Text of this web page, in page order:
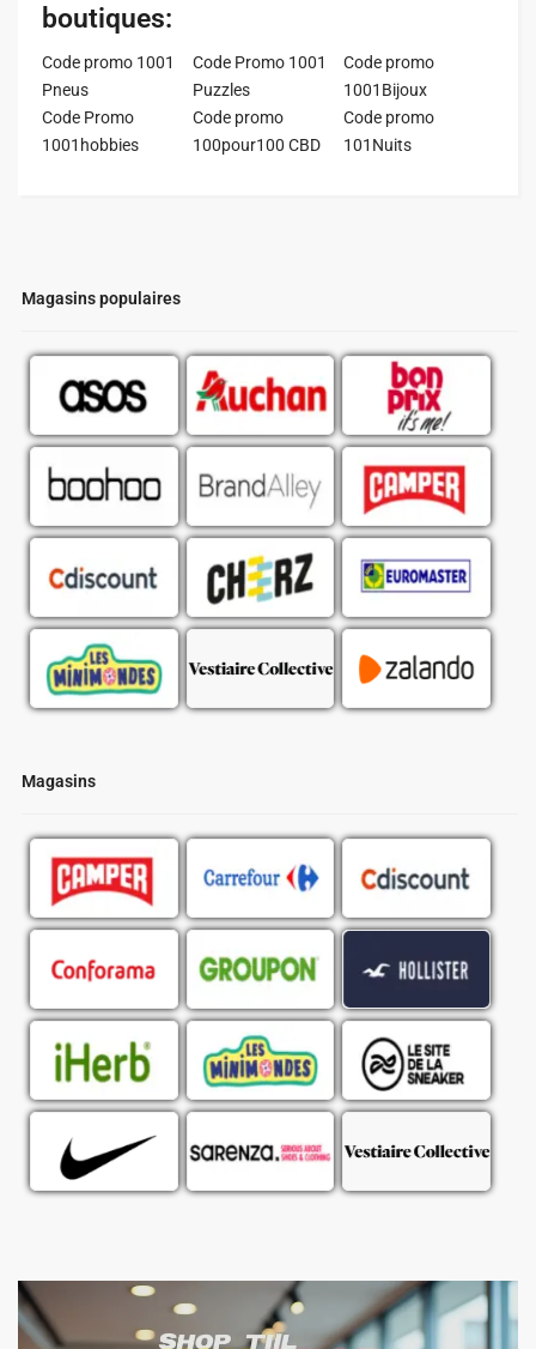
Magasins populaires
Magasins
boutiques:
Code promo 1001
Pneus
Code Promo 1001
Puzzles
Code promo
1001Bijoux
Code Promo
1001hobbies
Code promo
100pour100 CBD
Code promo
101Nuits